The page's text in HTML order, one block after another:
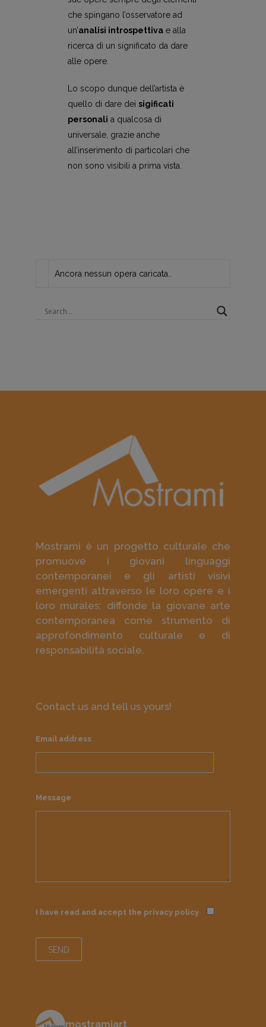
che spingano l’osservatore ad
un’analisi introspettivae alla
ricerca di un significato da dare
alle opere.
Lo scopo dunque dell’artista è
quello di dare dei sigificati
personali a qualcosa di
universale, grazie anche
all’inserimento di particolari che
non sono visibili a prima vista.
Ancora nessun opera caricata..
Mostrami è un progetto culturale che
promuove i giovani linguaggi
contemporanei e gli artisti visivi
emergenti attraverso le loro opere e i
loro murales; diffonde la giovane arte
contemporanea come strumento di
approfondimento culturale e di
responsabilità sociale.
Contact us and tell us yours!
Email address
Message
I have read and accept the privacy policy
mostramiart